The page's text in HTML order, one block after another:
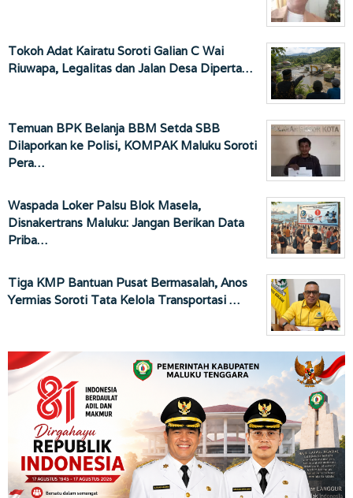
Tokoh Adat Kairatu Soroti Galian C Wai
Riuwapa, Legalitas dan Jalan Desa Diperta…
Temuan BPK Belanja BBM Setda SBB
Dilaporkan ke Polisi, KOMPAK Maluku Soroti
Pera…
Waspada Loker Palsu Blok Masela,
Disnakertrans Maluku: Jangan Berikan Data
Priba…
Tiga KMP Bantuan Pusat Bermasalah, Anos
Yermias Soroti Tata Kelola Transportasi …